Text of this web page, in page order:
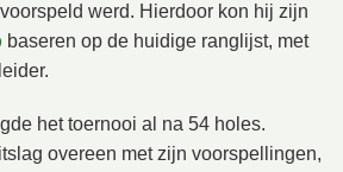
werd. Hierdoor kon hij zijn
baseren op de huidige ranglijst, met
het toernooi al na 54 holes.
overeen met zijn voorspellingen,